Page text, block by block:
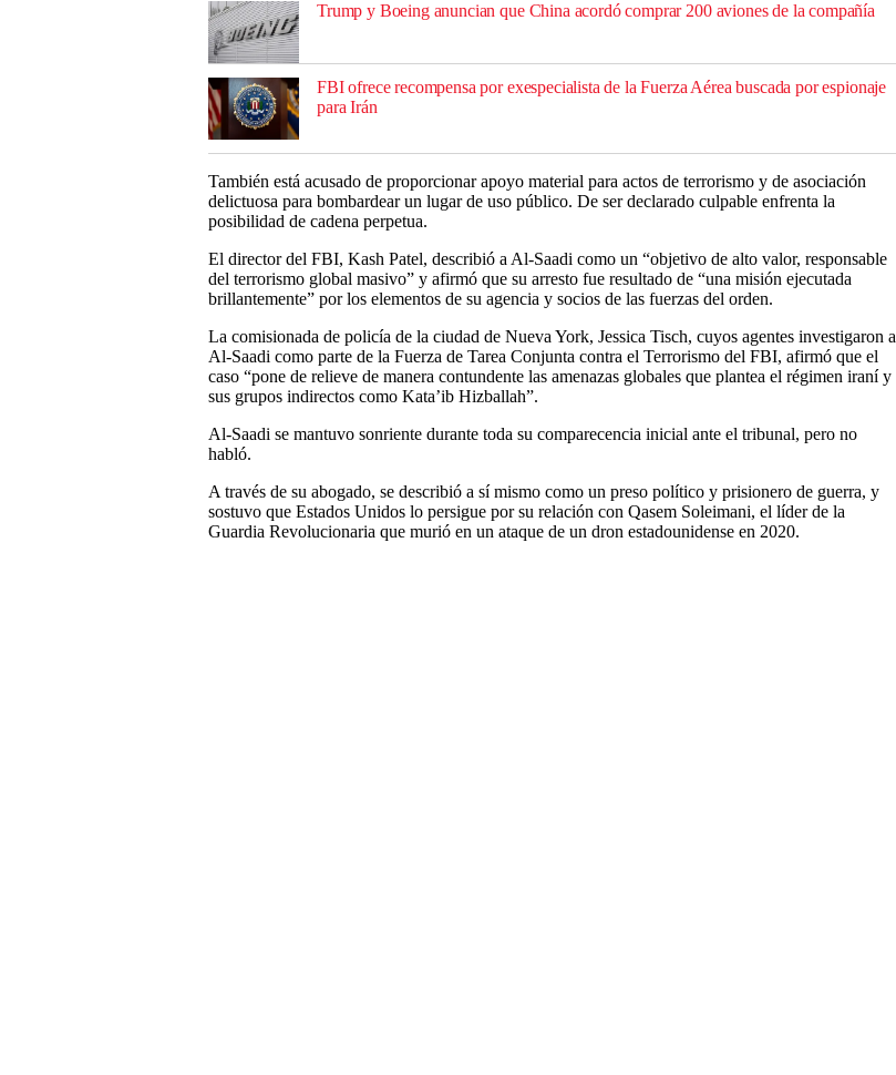
Trump y Boeing anuncian que China acordó comprar 200 aviones de la compañía
FBI ofrece recompensa por exespecialista de la Fuerza Aérea buscada por espionaje
para Irán
También está acusado de proporcionar apoyo material para actos de terrorismo y de asociación
delictuosa para bombardear un lugar de uso público. De ser declarado culpable enfrenta la
posibilidad de cadena perpetua.
El director del FBI, Kash Patel, describió a Al-Saadi como un “objetivo de alto valor, responsable
del terrorismo global masivo” y afirmó que su arresto fue resultado de “una misión ejecutada
brillantemente” por los elementos de su agencia y socios de las fuerzas del orden.
La comisionada de policía de la ciudad de Nueva York, Jessica Tisch, cuyos agentes investigaron a
Al-Saadi como parte de la Fuerza de Tarea Conjunta contra el Terrorismo del FBI, afirmó que el
caso “pone de relieve de manera contundente las amenazas globales que plantea el régimen iraní y
sus grupos indirectos como Kata’ib Hizballah”.
Al-Saadi se mantuvo sonriente durante toda su comparecencia inicial ante el tribunal, pero no
habló.
A través de su abogado, se describió a sí mismo como un preso político y prisionero de guerra, y
sostuvo que Estados Unidos lo persigue por su relación con Qasem Soleimani, el líder de la
Guardia Revolucionaria que murió en un ataque de un dron estadounidense en 2020.